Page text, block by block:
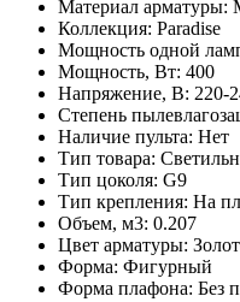
Материал арматуры:
Коллекция: Paradise
Мощность одной
Мощность, Вт: 400
Напряжение, В: 220-
Степень
Наличие пульта: Нет
Тип товара:
Тип цоколя: G9
Тип крепления: На
Объем, м3: 0.207
Цвет арматуры:
Форма: Фигурный
Форма плафона: Без